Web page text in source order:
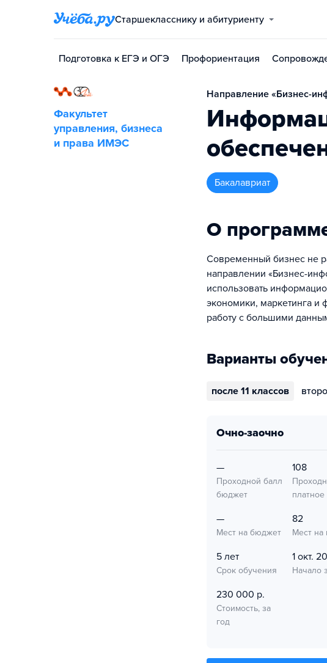
Старшекласснику и абитуриенту
Подготовка к ЕГЭ и ОГЭ Профориентация
Факультет
управления, бизнеса
и права ИМЭС
Направление «Бизнес-
бакалавриат
О
Современный бизнес не
направлении «Бизнес-
использовать
экономики, маркетинга и
работу с большими
Варианты
после 11 классов
очно-заочно
—
Проходной балл
бюджет
108
платное
—
Мест на бюджет
82
Мест на
5 лет
Срок обучения
1 окт.
Начало
230 000 р.
Стоимость, за
год